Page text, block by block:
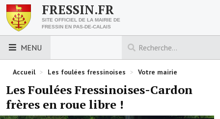
FRESSIN.FR
SITE OFFICIEL DE LA MAIRIE DE
FRESSIN EN PAS-DE-CALAIS
MENU
LES ESSENTIELS
Découvrez Fressin
Venir à Fressin
Accueil > Les foulées fressinoises > Votre mairie
Les Foulées Fressinoises-Cardon
frères en roue libre !